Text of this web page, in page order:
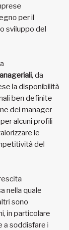
per il
sviluppo del
, da
la disponibilità
ben definite
dei manager
alcuni profili
le
del
nella quale
sono
in particolare
a soddisfare i